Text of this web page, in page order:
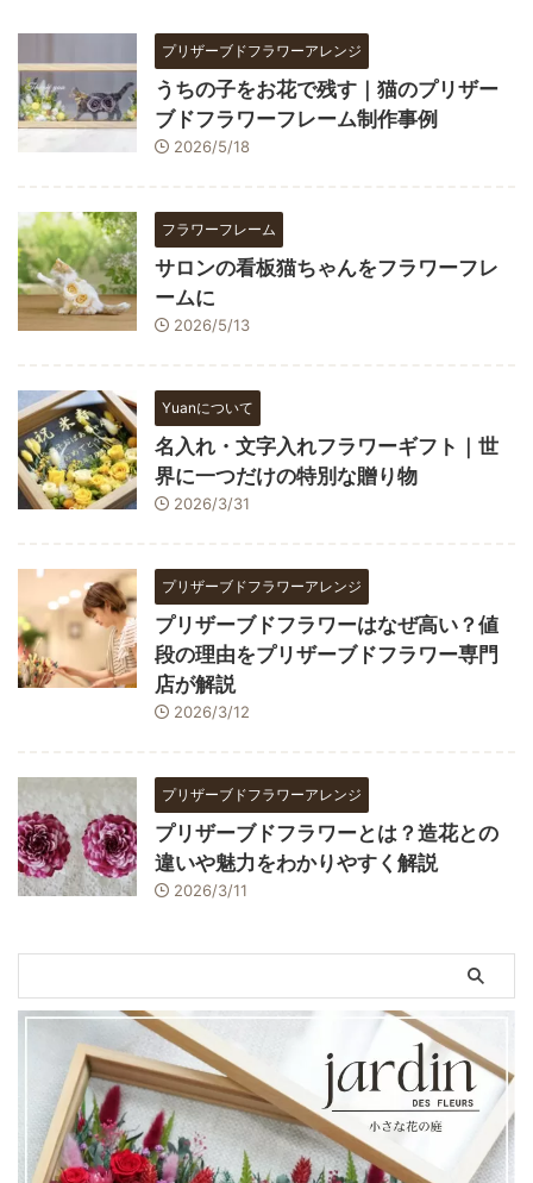
プリザーブドフラワーアレンジ
うちの子をお花で残す｜猫のプリザー
ブドフラワーフレーム制作事例
2026/5/18
フラワーフレーム
サロンの看板猫ちゃんをフラワーフレ
ームに
2026/5/13
Yuanについて
名入れ・文字入れフラワーギフト｜世
界に一つだけの特別な贈り物
2026/3/31
プリザーブドフラワーアレンジ
プリザーブドフラワーはなぜ高い？値
段の理由をプリザーブドフラワー専門
店が解説
2026/3/12
プリザーブドフラワーアレンジ
プリザーブドフラワーとは？造花との
違いや魅力をわかりやすく解説
2026/3/11